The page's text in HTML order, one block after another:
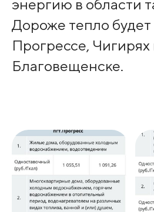
энергию в области
Дороже тепло будет
Прогрессе, Чигирях
Благовещенске.